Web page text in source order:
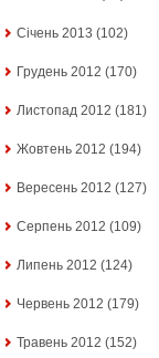
Січень 2013 (102)
Грудень 2012 (170)
Листопад 2012 (181)
Жовтень 2012 (194)
Вересень 2012 (127)
Серпень 2012 (109)
Липень 2012 (124)
Червень 2012 (179)
Травень 2012 (152)